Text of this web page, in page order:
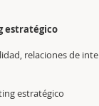
estratégico
relaciones de
estratégico